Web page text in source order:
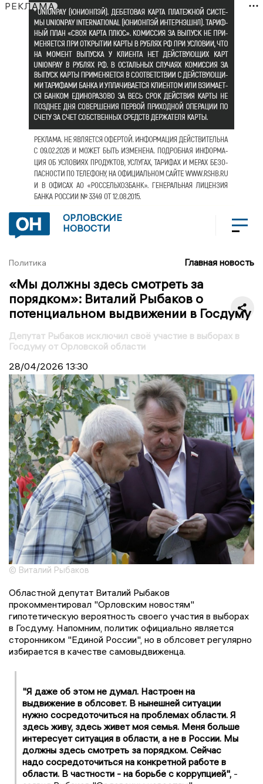
РЕКЛАМА
ОРЛОВСКИЕ
НОВОСТИ
Политика Главная новость
«Мы должны здесь смотреть за
порядком»: Виталий Рыбаков о
потенциальном выдвижении в Госдуму
Депутат Рыбаков исключил своё участие в выборах в
Госдуму от Орловской области
28/04/2026 13:30
© Виталий Рыбаков
Областной депутат Виталий Рыбаков
прокомментировал "Орловским новостям"
гипотетическую вероятность своего участия в выборах
в Госдуму. Напомним, политик официально является
сторонником "Единой России", но в облсовет регулярно
избирается в качестве самовыдвиженца.
"Я даже об этом не думал. Настроен на
выдвижение в облсовет. В нынешней ситуации
нужно сосредоточиться на проблемах области. Я
здесь живу, здесь живет моя семья. Меня больше
интересует ситуация в области, а не в России. Мы
должны здесь смотреть за порядком. Сейчас
надо сосредоточиться на конкретной работе в
области. В частности - на борьбе с коррупцией", -